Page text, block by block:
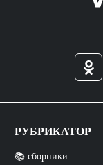
РУБРИКАТОР
📚 сборники